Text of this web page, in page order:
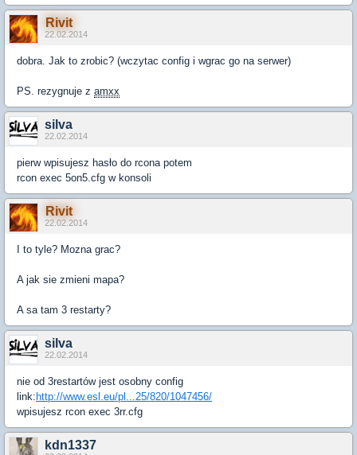
Rivit
22.02.2014
dobra. Jak to zrobic? (wczytac config i wgrac go na serwer)
PS. rezygnuje z amxx
silva
22.02.2014
pierw wpisujesz hasło do rcona potem
rcon exec 5on5.cfg w konsoli
Rivit
22.02.2014
I to tyle? Mozna grac?
A jak sie zmieni mapa?
A sa tam 3 restarty?
silva
22.02.2014
nie od 3restartów jest osobny config
link: http://www.esl.eu/pl...25/820/1047456/
wpisujesz rcon exec 3rr.cfg
kdn1337